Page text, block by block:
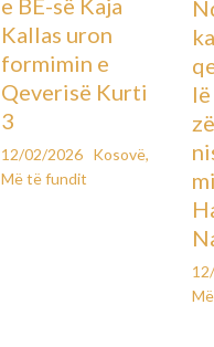
Kallas uron
formimin e
Qeverisë Kurti
3
12/02/2026 Kosovë,
Më të fundit